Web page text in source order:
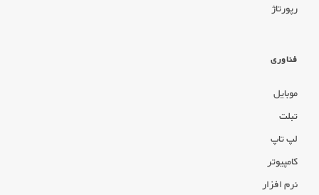
رپورتاژ
فناوری
موبایل
تبلت
لپ تاپ
کامپیوتر
نرم افزار